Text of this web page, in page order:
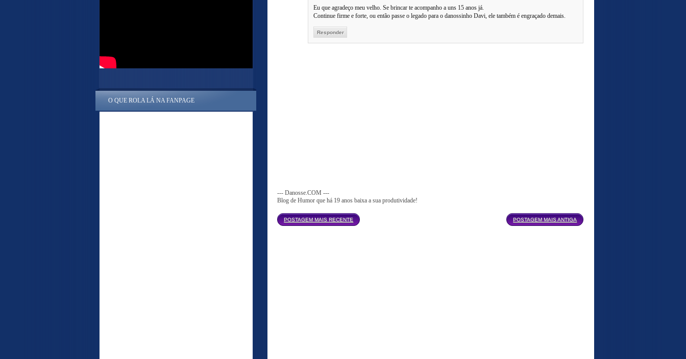
Eu que agradeço meu velho. Se brincar te acompanho a uns 15 anos já.
Continue firme e forte, ou então passe o legado para o danossinho Davi, ele também é engraçado demais.
Responder
--- Danosse.COM ---
Blog de Humor que há 19 anos baixa a sua produtividade!
POSTAGEM MAIS RECENTE POSTAGEM MAIS ANTIGA
O QUE ROLA LÁ NA FANPAGE